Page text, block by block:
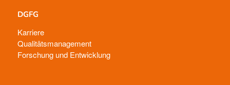
DGFG
Karriere
Qualitätsmanagement
Forschung und Entwicklung